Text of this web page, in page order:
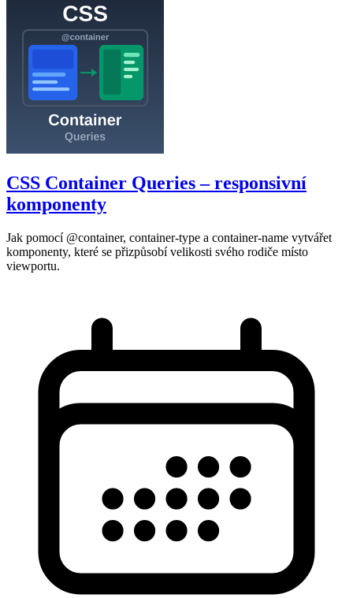
CSS Container Queries – responsivní
komponenty
Jak pomocí @container, container-type a container-name vytvářet
komponenty, které se přizpůsobí velikosti svého rodiče místo
viewportu.